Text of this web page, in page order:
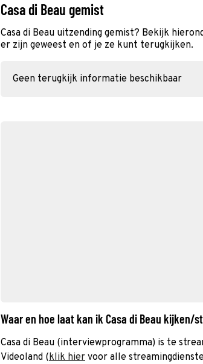
Casa di Beau gemist
Casa di Beau uitzending gemist? Bekijk
er zijn geweest en of je ze kunt terugkijken.
Geen terugkijk informatie beschikbaar
Waar en hoe laat kan ik Casa di Beau kijken/
Casa di Beau (interviewprogramma) is te
Videoland (klik hier voor alle